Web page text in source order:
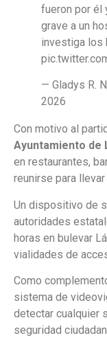
fueron por él
grave a un
investiga los
— Gladys R.
2026
Con motivo al
Ayuntamiento de
en restaurantes,
reunirse para
Un dispositivo de
autoridades
horas en bulevar
vialidades de
Como
sistema de
detectar cualquier
seguridad